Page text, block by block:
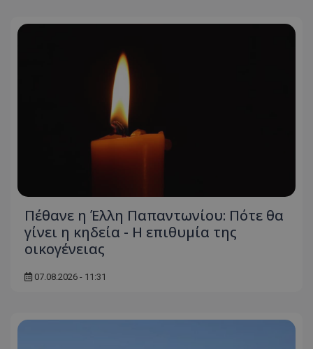
Πέθανε η Έλλη Παπαντωνίου: Πότε θα
γίνει η κηδεία - Η επιθυμία της
οικογένειας
07.08.2026 - 11:31